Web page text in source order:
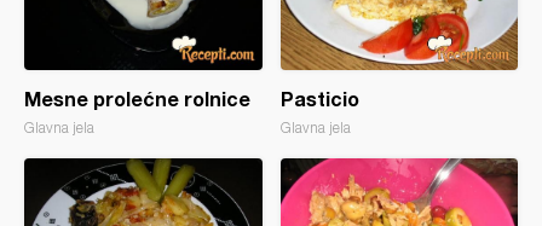
Mesne prolećne rolnice
Glavna jela
Pasticio
Glavna jela